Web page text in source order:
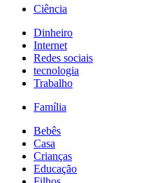
Ciência
Dinheiro
Internet
Redes sociais
tecnologia
Trabalho
Família
Bebês
Casa
Crianças
Educação